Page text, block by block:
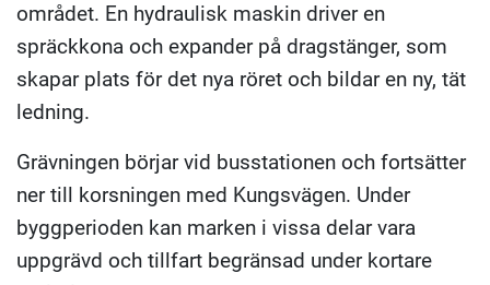
området. En hydraulisk maskin driver en
spräckkona och expander på dragstänger, som
skapar plats för det nya röret och bildar en ny, tät
ledning.
Grävningen börjar vid busstationen och fortsätter
ner till korsningen med Kungsvägen. Under
byggperioden kan marken i vissa delar vara
uppgrävd och tillfart begränsad under kortare